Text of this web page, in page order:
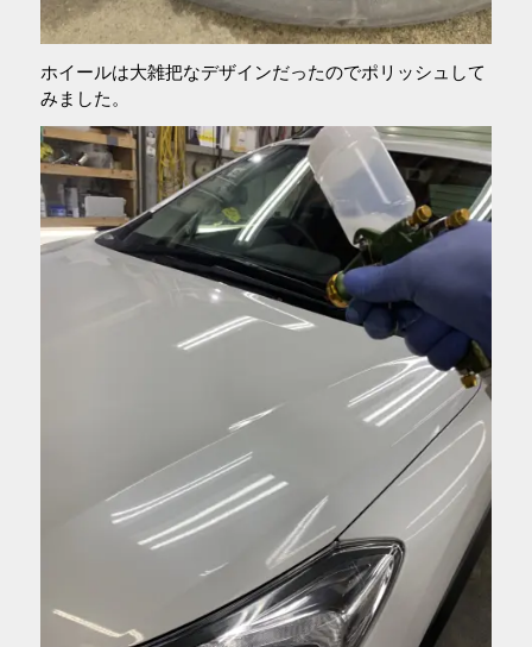
ホイールは大雑把なデザインだったのでポリッシュして
みました。